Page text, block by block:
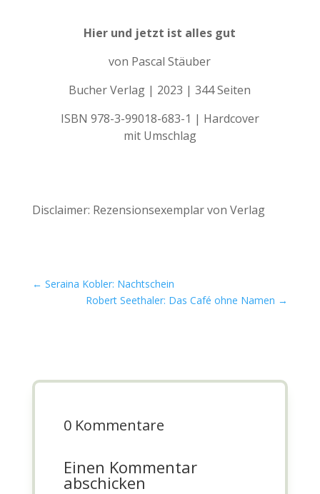
Hier und jetzt ist alles gut
von Pascal Stäuber
Bucher Verlag | 2023 | 344 Seiten
ISBN 978-3-99018-683-1 | Hardcover
mit Umschlag
Disclaimer: Rezensionsexemplar von Verlag
← Seraina Kobler: Nachtschein
Robert Seethaler: Das Café ohne Namen →
0 Kommentare
Einen Kommentar
abschicken